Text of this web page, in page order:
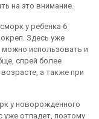
на это внимание.
у ребенка 6
Здесь уже
использовать и
спрей более
а также при
у новорожденного
уже отпадет, поэтому